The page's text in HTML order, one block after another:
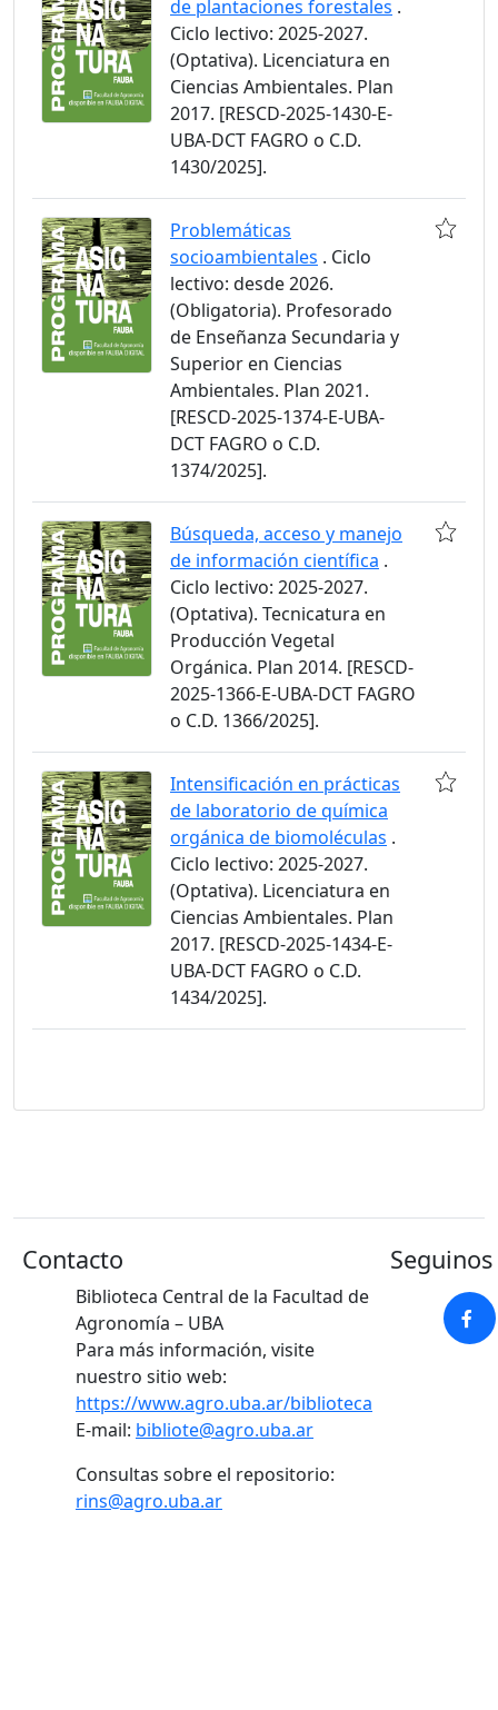
de plantaciones forestales .
Ciclo lectivo: 2025-2027.
(Optativa). Licenciatura en
Ciencias Ambientales. Plan
2017. [RESCD-2025-1430-E-
UBA-DCT FAGRO o C.D.
1430/2025].
Problemáticas
socioambientales . Ciclo
lectivo: desde 2026.
(Obligatoria). Profesorado
de Enseñanza Secundaria y
Superior en Ciencias
Ambientales. Plan 2021.
[RESCD-2025-1374-E-UBA-
DCT FAGRO o C.D.
1374/2025].
Búsqueda, acceso y manejo
de información científica .
Ciclo lectivo: 2025-2027.
(Optativa). Tecnicatura en
Producción Vegetal
Orgánica. Plan 2014. [RESCD-
2025-1366-E-UBA-DCT FAGRO
o C.D. 1366/2025].
Intensificación en prácticas
de laboratorio de química
orgánica de biomoléculas .
Ciclo lectivo: 2025-2027.
(Optativa). Licenciatura en
Ciencias Ambientales. Plan
2017. [RESCD-2025-1434-E-
UBA-DCT FAGRO o C.D.
1434/2025].
Contacto
Biblioteca Central de la Facultad de
Agronomía – UBA
Para más información, visite
nuestro sitio web:
https://www.agro.uba.ar/biblioteca
E-mail: bibliote@agro.uba.ar
Consultas sobre el repositorio:
rins@agro.uba.ar